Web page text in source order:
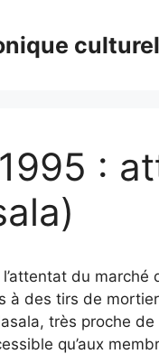
:
du
à des tirs de
très proche de
qu’aux